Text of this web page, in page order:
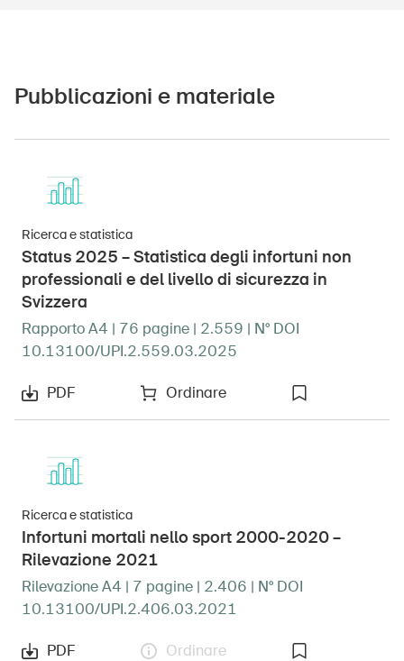
FR
Home
Pubblicazioni e materiale
Ricerca e statistica
Status 2025 – Statistica degli infortuni non
professionali e del livello di sicurezza in
Svizzera
Rapporto A4 | 76 pagine | 2.559 | N° DOI
10.13100/UPI.2.559.03.2025
PDF Ordinare
Ricerca e statistica
Infortuni mortali nello sport 2000-2020 –
Rilevazione 2021
Rilevazione A4 | 7 pagine | 2.406 | N° DOI
10.13100/UPI.2.406.03.2021
PDF Ordinare